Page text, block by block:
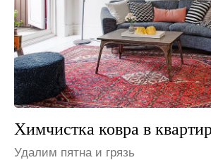
Химчистка ковра на даче
Устраним неприятные запахи